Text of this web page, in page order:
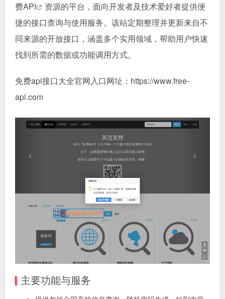
费API
资源的平台，面向开发者及技术爱好者提供便
捷的接口查询与使用服务。该站定期整理并更新来自不
同来源的开放接口，涵盖多个实用领域，帮助用户快速
找到所需的数据或功能调用方式。
免费api接口大全官网入口网址：https://www.free-
api.com
主要功能与服务